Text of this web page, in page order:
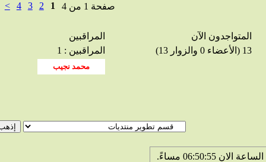
صفحة 1 من 4 1
2
3
4
>
المتواجدون الآن
المراقبين
المراقبين : 1